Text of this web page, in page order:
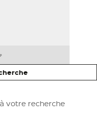
votre recherche